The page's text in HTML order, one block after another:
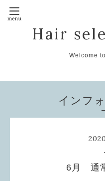
Hair
Welcome
インフ
2020
6月 通